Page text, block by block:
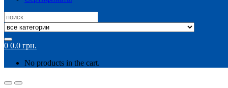
Search
for:
0 0.0 грн.
No products in the cart.